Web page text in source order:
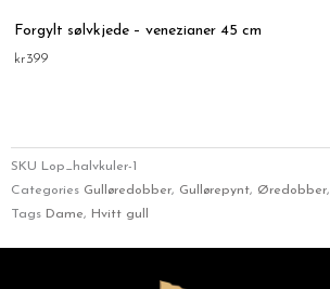
Forgylt sølvkjede – venezianer 45 cm
kr399
SKU Lop_halvkuler-1
Categories Gulløredobber, Gullørepynt, Øredobber,
Tags Dame, Hvitt gull